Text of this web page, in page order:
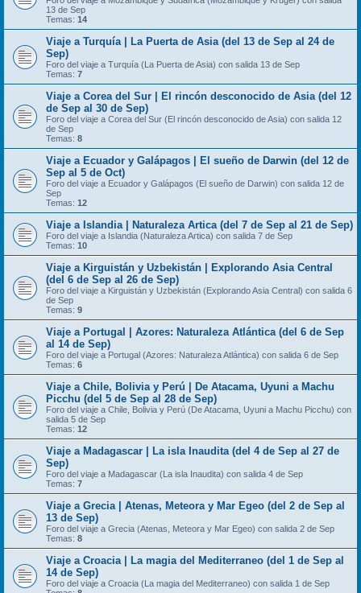
13 de Sep
Temas: 14
Viaje a Turquía | La Puerta de Asia (del 13 de Sep al 24 de
Sep)
Foro del viaje a Turquía (La Puerta de Asia) con salida 13 de Sep
Temas: 7
Viaje a Corea del Sur | El rincón desconocido de Asia (del 12
de Sep al 30 de Sep)
Foro del viaje a Corea del Sur (El rincón desconocido de Asia) con salida 12
de Sep
Temas: 8
Viaje a Ecuador y Galápagos | El sueño de Darwin (del 12 de
Sep al 5 de Oct)
Foro del viaje a Ecuador y Galápagos (El sueño de Darwin) con salida 12 de
Sep
Temas: 12
Viaje a Islandia | Naturaleza Artica (del 7 de Sep al 21 de Sep)
Foro del viaje a Islandia (Naturaleza Artica) con salida 7 de Sep
Temas: 10
Viaje a Kirguistán y Uzbekistán | Explorando Asia Central
(del 6 de Sep al 26 de Sep)
Foro del viaje a Kirguistán y Uzbekistán (Explorando Asia Central) con salida 6
de Sep
Temas: 9
Viaje a Portugal | Azores: Naturaleza Atlántica (del 6 de Sep
al 14 de Sep)
Foro del viaje a Portugal (Azores: Naturaleza Atlántica) con salida 6 de Sep
Temas: 6
Viaje a Chile, Bolivia y Perú | De Atacama, Uyuni a Machu
Picchu (del 5 de Sep al 28 de Sep)
Foro del viaje a Chile, Bolivia y Perú (De Atacama, Uyuni a Machu Picchu) con
salida 5 de Sep
Temas: 12
Viaje a Madagascar | La isla Inaudita (del 4 de Sep al 27 de
Sep)
Foro del viaje a Madagascar (La isla Inaudita) con salida 4 de Sep
Temas: 7
Viaje a Grecia | Atenas, Meteora y Mar Egeo (del 2 de Sep al
13 de Sep)
Foro del viaje a Grecia (Atenas, Meteora y Mar Egeo) con salida 2 de Sep
Temas: 8
Viaje a Croacia | La magia del Mediterraneo (del 1 de Sep al
14 de Sep)
Foro del viaje a Croacia (La magia del Mediterraneo) con salida 1 de Sep